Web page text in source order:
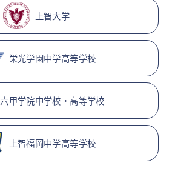
上智大学
栄光学園中学高等学校
六甲学院中学校・高等学校
上智福岡中学高等学校